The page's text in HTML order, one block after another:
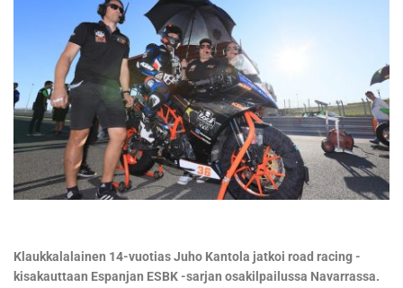
Klaukkalalainen 14-vuotias Juho Kantola jatkoi road racing -
kisakauttaan Espanjan ESBK -sarjan osakilpailussa Navarrassa.